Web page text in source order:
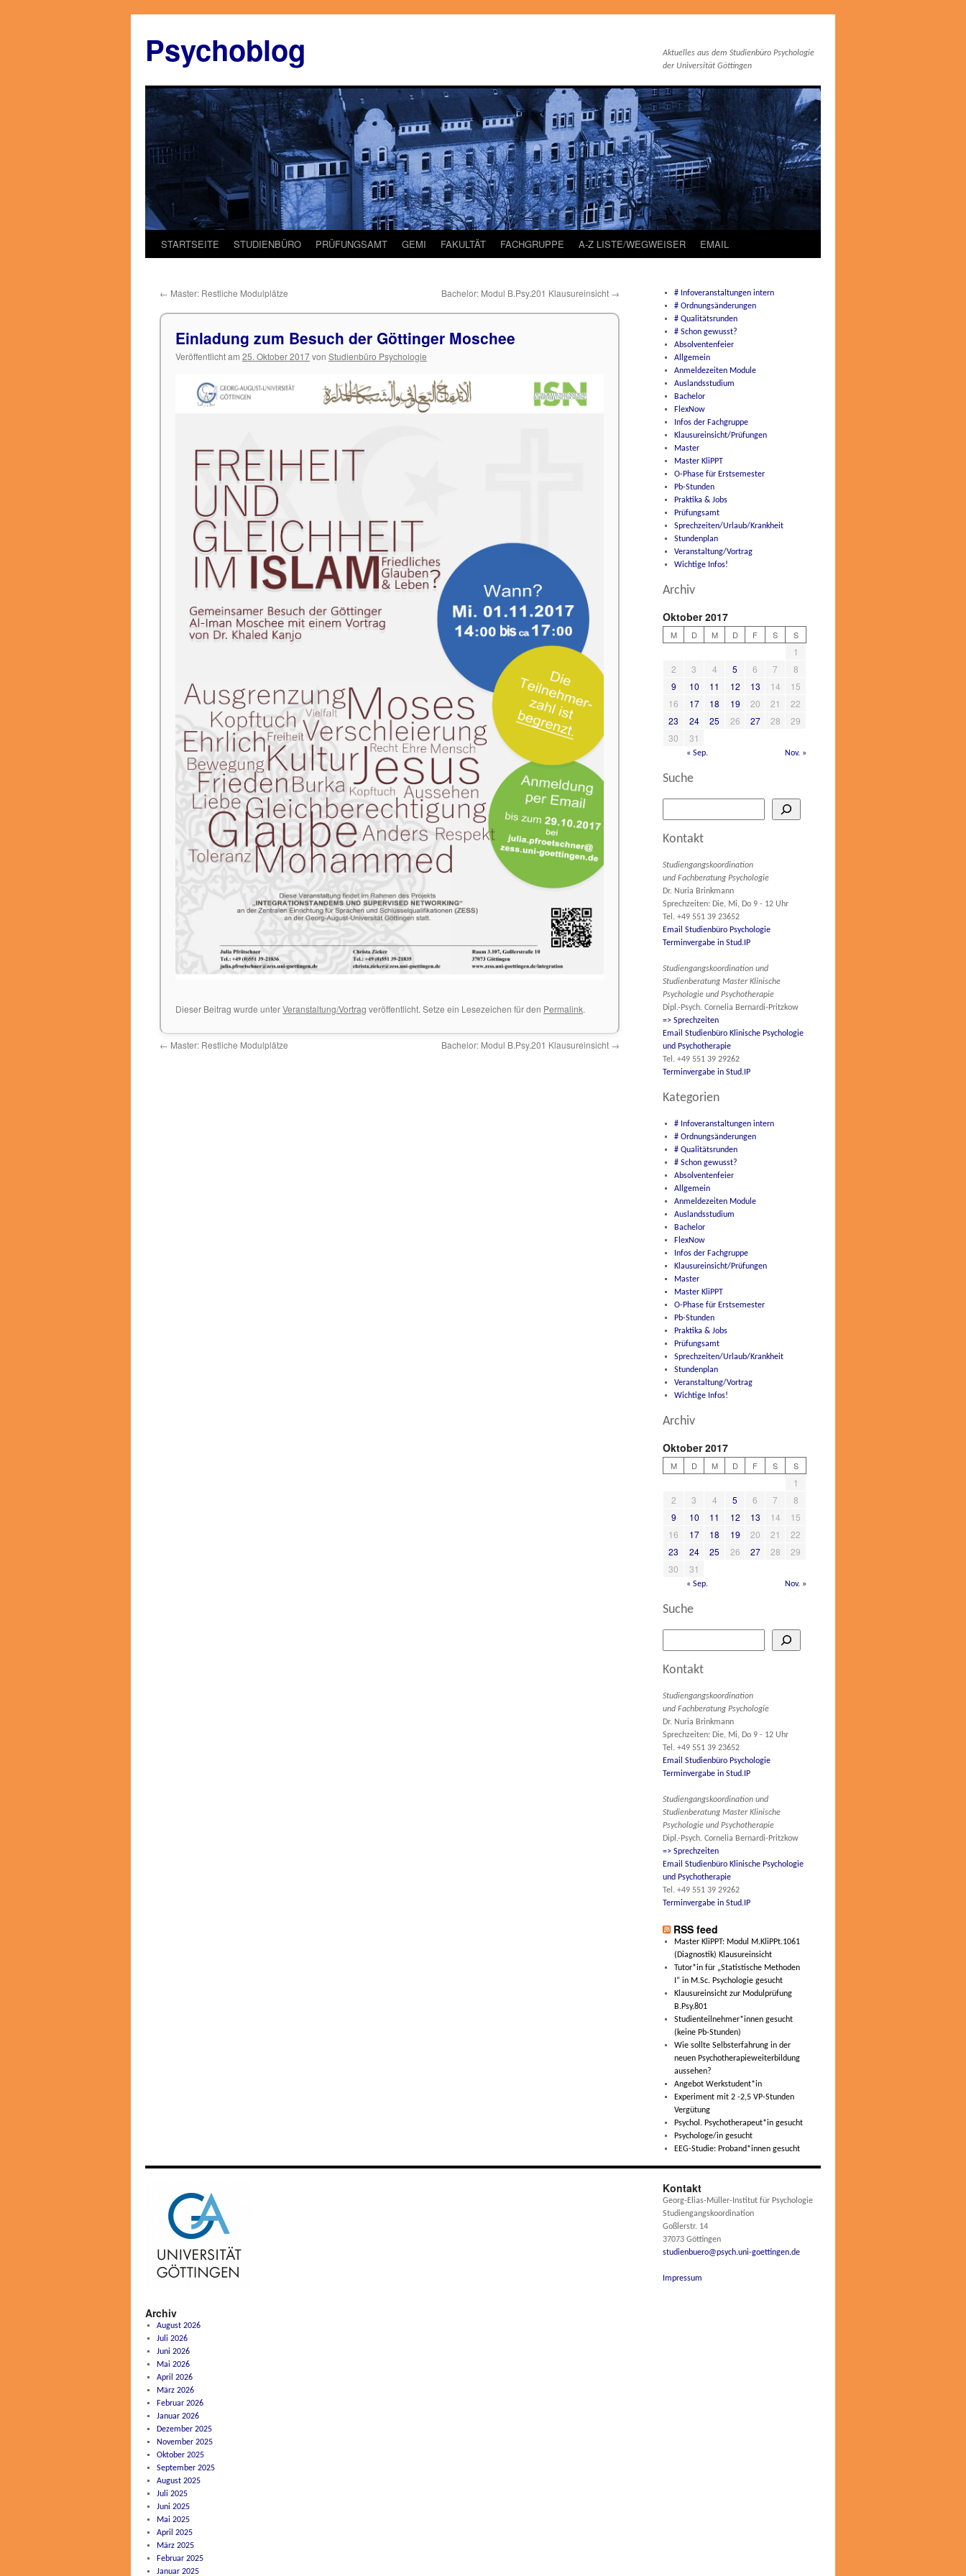
springen
Psychoblog
Aktuelles aus dem Studienbüro Psychologie
der Universität Göttingen
STARTSEITE STUDIENBÜRO PRÜFUNGSAMT GEMI FAKULTÄT FACHGRUPPE A-Z LISTE/WEGWEISER EMAIL
← Master: Restliche Modulplätze Bachelor: Modul B.Psy.201 Klausureinsicht →
Einladung zum Besuch der Göttinger Moschee
Veröffentlicht am 25. Oktober 2017von Studienbüro Psychologie
Dieser Beitrag wurde unterVeranstaltung/Vortrag veröffentlicht. Setze ein Lesezeichen für den Permalink.
← Master: Restliche Modulplätze Bachelor: Modul B.Psy.201 Klausureinsicht →
# Infoveranstaltungen intern
# Ordnungsänderungen
# Qualitätsrunden
# Schon gewusst?
Absolventenfeier
Allgemein
Anmeldezeiten Module
Auslandsstudium
Bachelor
FlexNow
Infos der Fachgruppe
Klausureinsicht/Prüfungen
Master
Master KliPPT
O-Phase für Erstsemester
Pb-Stunden
Praktika & Jobs
Prüfungsamt
Sprechzeiten/Urlaub/Krankheit
Stundenplan
Veranstaltung/Vortrag
Wichtige Infos!
Archiv
Oktober 2017
M D M D F S S
1
2
3 4 5 6 7
8
9
10 11 12 13 14
15
16
17 18 19 20 21
22
23
24 25 26 27 28
29
30
31
« Sep. Nov. »
Suche
Kontakt
Studiengangskoordination
und Fachberatung Psychologie
Dr. Nuria Brinkmann
Sprechzeiten: Die, Mi, Do 9 - 12 Uhr
Tel. +49 551 39 23652
Email Studienbüro Psychologie
Terminvergabe in Stud.IP
Studiengangskoordination und
Studienberatung Master Klinische
Psychologie und Psychotherapie
Dipl.-Psych. Cornelia Bernardi-Pritzkow
=> Sprechzeiten
Email Studienbüro Klinische Psychologie
und Psychotherapie
Tel. +49 551 39 29262
Terminvergabe in Stud.IP
Kategorien
# Infoveranstaltungen intern
# Ordnungsänderungen
# Qualitätsrunden
# Schon gewusst?
Absolventenfeier
Allgemein
Anmeldezeiten Module
Auslandsstudium
Bachelor
FlexNow
Infos der Fachgruppe
Klausureinsicht/Prüfungen
Master
Master KliPPT
O-Phase für Erstsemester
Pb-Stunden
Praktika & Jobs
Prüfungsamt
Sprechzeiten/Urlaub/Krankheit
Stundenplan
Veranstaltung/Vortrag
Wichtige Infos!
Archiv
Oktober 2017
M D M D F S S
1
2
3 4 5 6 7
8
9
10 11 12 13 14
15
16
17 18 19 20 21
22
23
24 25 26 27 28
29
30
31
« Sep. Nov. »
Suche
Kontakt
Studiengangskoordination
und Fachberatung Psychologie
Dr. Nuria Brinkmann
Sprechzeiten: Die, Mi, Do 9 - 12 Uhr
Tel. +49 551 39 23652
Email Studienbüro Psychologie
Terminvergabe in Stud.IP
Studiengangskoordination und
Studienberatung Master Klinische
Psychologie und Psychotherapie
Dipl.-Psych. Cornelia Bernardi-Pritzkow
=> Sprechzeiten
Email Studienbüro Klinische Psychologie
und Psychotherapie
Tel. +49 551 39 29262
Terminvergabe in Stud.IP
RSS feed
Master KliPPT: Modul M.KliPPt.1061
(Diagnostik) Klausureinsicht
Tutor*in für „Statistische Methoden
I“ in M.Sc. Psychologie gesucht
Klausureinsicht zur Modulprüfung
B.Psy.801
Studienteilnehmer*innen gesucht
(keine Pb-Stunden)
Wie sollte Selbsterfahrung in der
neuen Psychotherapieweiterbildung
aussehen?
Angebot Werkstudent*in
Experiment mit 2 -2,5 VP-Stunden
Vergütung
Psychol. Psychotherapeut*in gesucht
Psychologe/in gesucht
EEG-Studie: Proband*innen gesucht
Archiv
August 2026
Juli 2026
Juni 2026
Mai 2026
April 2026
März 2026
Februar 2026
Januar 2026
Dezember 2025
November 2025
Oktober 2025
September 2025
August 2025
Juli 2025
Juni 2025
Mai 2025
April 2025
März 2025
Februar 2025
Januar 2025
Kontakt
Georg-Elias-Müller-Institut für Psychologie
Studiengangskoordination
Goßlerstr. 14
37073 Göttingen
studienbuero@psych.uni-goettingen.de
Impressum